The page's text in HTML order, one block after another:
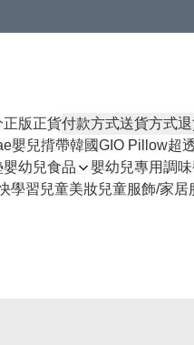
正版正貨付款方式送貨方式
嬰兒揹帶韓國GIO Pillow超
嬰幼兒食品 嬰幼兒專用調
學習兒童美妝兒童服飾/家居